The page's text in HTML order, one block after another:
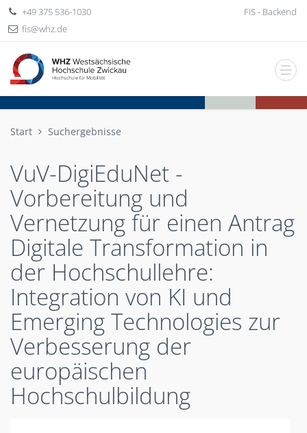
+49 375 536-1030
fis
whzde
FIS - Backend
Start Suchergebnisse
VuV-DigiEduNet -
Vorbereitung und
Vernetzung für einen Antrag
Digitale Transformation in
der Hochschullehre:
Integration von KI und
Emerging Technologies zur
Verbesserung der
europäischen
Hochschulbildung